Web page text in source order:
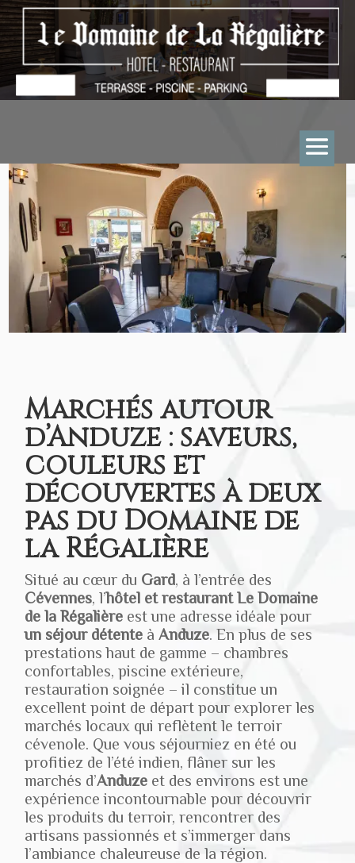
Marchés autour
d’Anduze : saveurs,
couleurs et
découvertes à deux
pas du Domaine de
la Régalière
Situé au cœur du Gard, à l’entrée des
Cévennes, l’hôtel et restaurant Le Domaine
de la Régalière est une adresse idéale pour
un séjour détente àAnduze. En plus de ses
prestations haut de gamme – chambres
confortables, piscine extérieure,
restauration soignée – il constitue un
excellent point de départ pour explorer les
marchés locaux qui reflètent le terroir
cévenole. Que vous séjourniez en été ou
profitiez de l’été indien, flâner sur les
marchés d’Anduze et des environs est une
expérience incontournable pour découvrir
les produits du terroir, rencontrer des
artisans passionnés et s’immerger dans
l’ambiance chaleureuse de la région.